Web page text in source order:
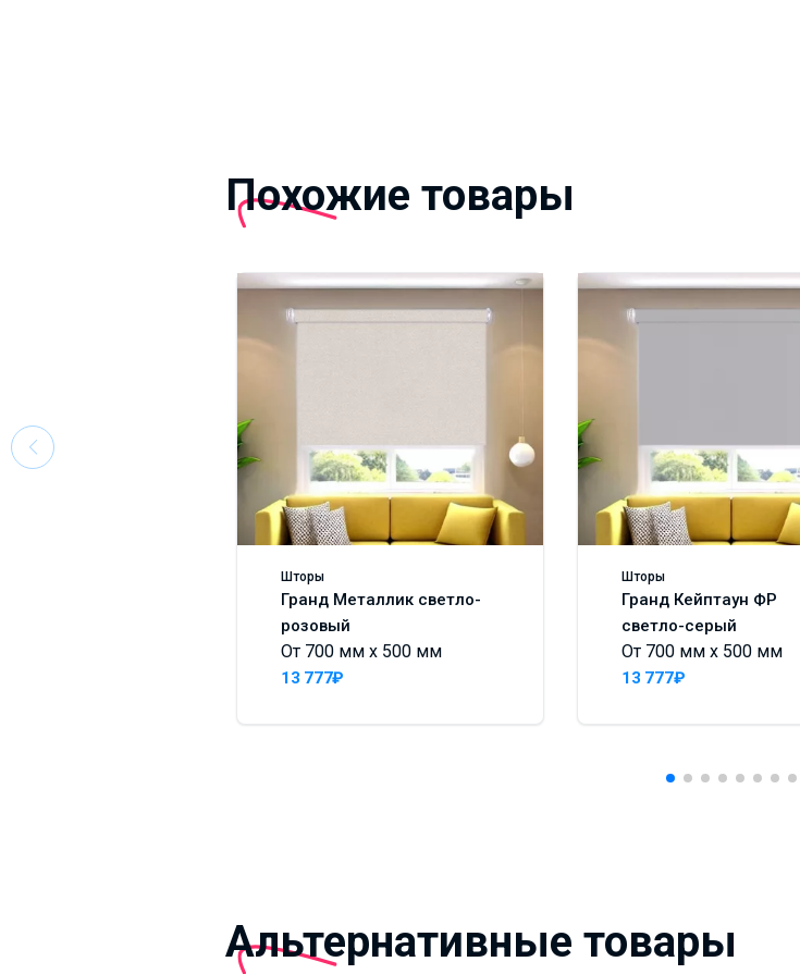
Похожие товары
Шторы
Гранд Металлик светло-
розовый
От 700 мм x 500 мм
13 777₽
Шторы
Гранд Кейптаун ФР
светло-серый
От 700 мм x 500 мм
13 777₽
Альтернативные товары